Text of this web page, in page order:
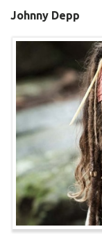
Johnny Depp